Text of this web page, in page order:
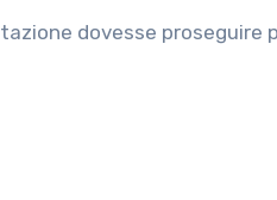
dovesse proseguire